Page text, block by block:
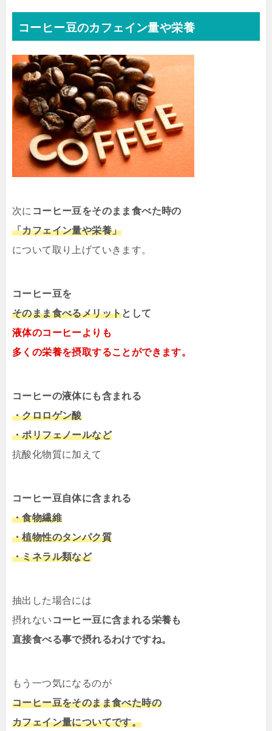
コーヒー豆のカフェイン量や栄養
次に コーヒー豆をそのまま食べた時の
「カフェイン量や栄養」
について取り上げていきます。
コーヒー豆を
そのまま食べるメリットとして
液体のコーヒーよりも
多くの栄養を摂取することができます。
コーヒーの液体にも含まれる
・クロロゲン酸
・ポリフェノールなど
抗酸化物質に加えて
コーヒー豆自体に含まれる
・食物繊維
・植物性のタンパク質
・ミネラル類など
抽出した場合には
摂れない コーヒー豆に含まれる栄養も
直接食べる事で摂れるわけですね。
もう一つ気になるのが
コーヒー豆をそのまま食べた時の
カフェイン量についてです。